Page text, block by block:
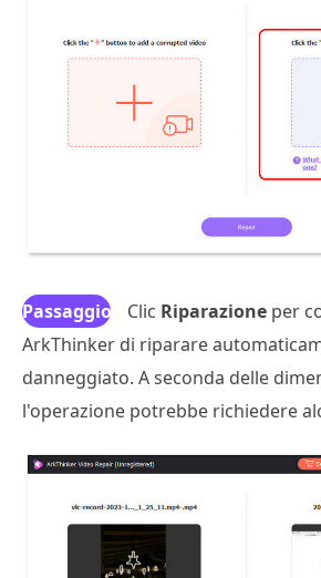
Passaggio
3
Clic Riparazione per
ArkThinker di riparare
danneggiato. A seconda delle
l'operazione potrebbe richiedere